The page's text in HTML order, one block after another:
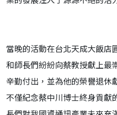
當晚的活動在台北天成大飯店
和師長們紛紛向蔡教授獻上最
辛勤付出，並為他的榮譽退休
不僅紀念蔡中川博士終身貢獻